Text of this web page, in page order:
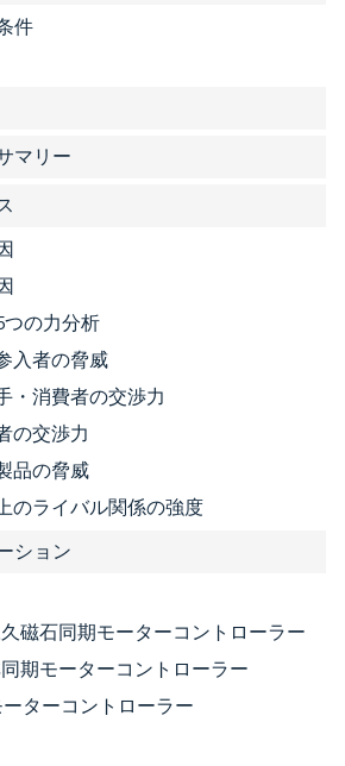
件
マリー
つの力分析
入者の脅威
・消費者の交渉力
の交渉力
品の脅威
のライバル関係の強度
ション
久磁石同期モーターコントローラー
期モーターコントローラー
ーターコントローラー